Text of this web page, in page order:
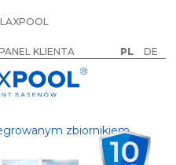
KLIENTA PL DE